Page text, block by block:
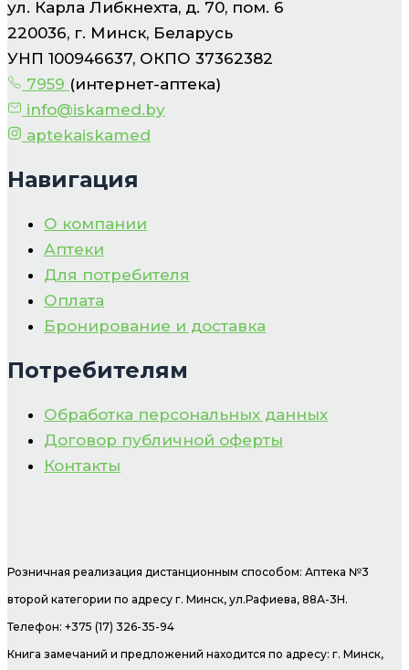
ул. Карла Либкнехта, д. 70, пом. 6
220036, г. Минск, Беларусь
УНП 100946637, ОКПО 37362382
7959 (интернет-аптека)
info@iskamed.by
aptekaiskamed
Навигация
О компании
Аптеки
Для потребителя
Оплата
Бронирование и доставка
Потребителям
Обработка персональных данных
Договор публичной оферты
Контакты
Розничная реализация дистанционным способом: Аптека №3
второй категории по адресу г. Минск, ул.Рафиева, 88А-3Н.
Телефон: +375 (17) 326-35-94
Книга замечаний и предложений находится по адресу: г. Минск,